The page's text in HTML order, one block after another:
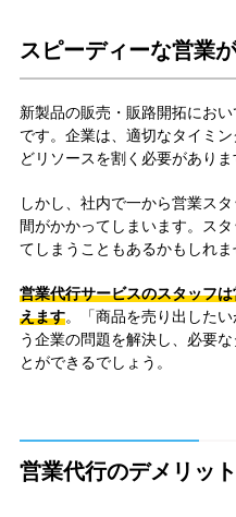
スピーディーな営業
新製品の販売・販路開拓にお
です。企業は、適切なタイミ
どリソースを割く必要がありま
しかし、社内で一から営業ス
間がかかってしまいます。ス
てしまうこともあるかもしれま
営業代行サービスのスタッフ
えます。「商品を売り出した
う企業の問題を解決し、必要
とができるでしょう。
営業代行のデメリット